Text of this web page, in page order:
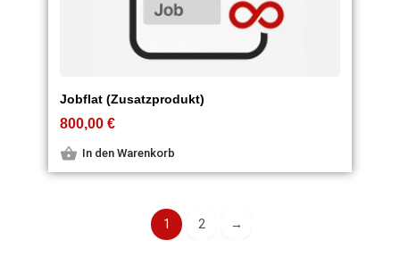
Jobflat (Zusatzprodukt)
800,00€
In den Warenkorb
1 2 →